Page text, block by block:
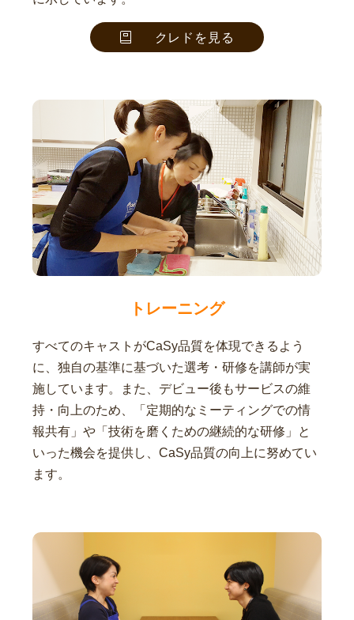
クレドを見る
トレーニング
すべてのキャストがCaSy品質を体現できるよう
に、独自の基準に基づいた選考・研修を講師が実
施しています。また、デビュー後もサービスの維
持・向上のため、「定期的なミーティングでの情
報共有」や「技術を磨くための継続的な研修」と
いった機会を提供し、CaSy品質の向上に努めてい
ます。